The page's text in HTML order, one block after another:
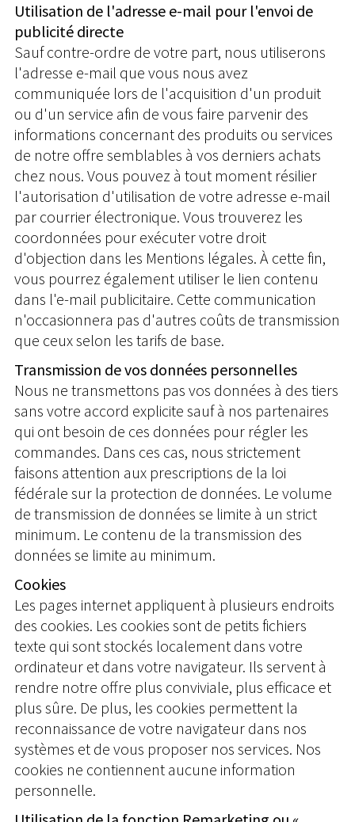
Utilisation de l'adresse e-mail pour l'envoi de
publicité directe
Sauf contre-ordre de votre part, nous utiliserons
l'adresse e-mail que vous nous avez
communiquée lors de l'acquisition d'un produit
ou d'un service afin de vous faire parvenir des
informations concernant des produits ou services
de notre offre semblables à vos derniers achats
chez nous. Vous pouvez à tout moment résilier
l'autorisation d'utilisation de votre adresse e-mail
par courrier électronique. Vous trouverez les
coordonnées pour exécuter votre droit
d'objection dans les Mentions légales. À cette fin,
vous pourrez également utiliser le lien contenu
dans l'e-mail publicitaire. Cette communication
n'occasionnera pas d'autres coûts de transmission
que ceux selon les tarifs de base.
Transmission de vos données personnelles
Nous ne transmettons pas vos données à des tiers
sans votre accord explicite sauf à nos partenaires
qui ont besoin de ces données pour régler les
commandes. Dans ces cas, nous strictement
faisons attention aux prescriptions de la loi
fédérale sur la protection de données. Le volume
de transmission de données se limite à un strict
minimum. Le contenu de la transmission des
données se limite au minimum.
Cookies
Les pages internet appliquent à plusieurs endroits
des cookies. Les cookies sont de petits fichiers
texte qui sont stockés localement dans votre
ordinateur et dans votre navigateur. Ils servent à
rendre notre offre plus conviviale, plus efficace et
plus sûre. De plus, les cookies permettent la
reconnaissance de votre navigateur dans nos
systèmes et de vous proposer nos services. Nos
cookies ne contiennent aucune information
personnelle.